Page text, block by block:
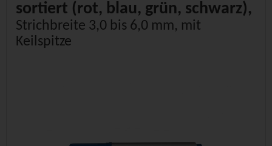
sortiert (rot, blau, grün, schwarz),
Strichbreite 3,0 bis 6,0 mm, mit
Keilspitze